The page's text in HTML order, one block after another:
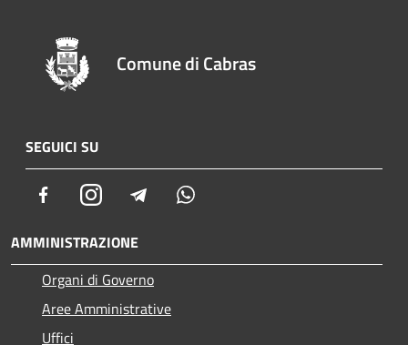
Comune di Cabras
SEGUICI SU
FacebookInstagram Telegram
AMMINISTRAZIONE
Organi di Governo
Aree Amministrative
Uffici